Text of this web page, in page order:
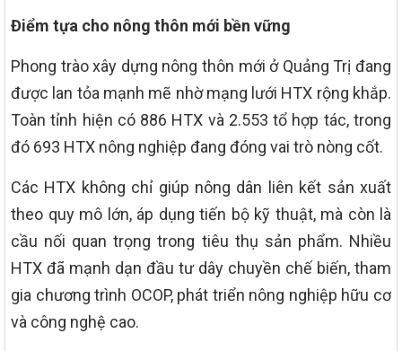
Điểm tựa cho nông thôn mới bền vững
Phong trào xây dựng nông thôn mới ở Quảng Trị đang
được lan tỏa mạnh mẽ nhờ mạng lưới HTX rộng khắp.
Toàn tỉnh hiện có 886 HTX và 2.553 tổ hợp tác, trong
đó 693 HTX nông nghiệp đang đóng vai trò nòng cốt.
Các HTX không chỉ giúp nông dân liên kết sản xuất
theo quy mô lớn, áp dụng tiến bộ kỹ thuật, mà còn là
cầu nối quan trọng trong tiêu thụ sản phẩm. Nhiều
HTX đã mạnh dạn đầu tư dây chuyền chế biến, tham
gia chương trình OCOP, phát triển nông nghiệp hữu cơ
và công nghệ cao.